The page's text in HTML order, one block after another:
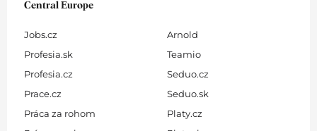
Central Europe
Jobs.cz
Profesia.sk
Profesia.cz
Prace.cz
Práca za rohom
Arnold
Teamio
Seduo.cz
Seduo.sk
Platy.cz